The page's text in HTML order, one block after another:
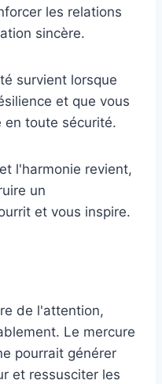
les relations
sincère.
survient lorsque
et que vous
en toute sécurité.
l'harmonie revient,
un
et vous inspire.
de l'attention,
Le mercure
pourrait générer
et ressusciter les